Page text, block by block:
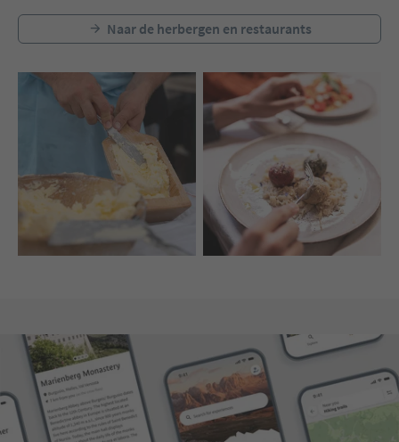
Time: 7:30 pm -
Location: Center of
____
HIGHLIGHTS:
22 July - The Jam'son |
"Schuhplattler" group
Crackers
05 August - Partyvolk |
group | Whip Crackers
19 August - Shit
Naar de herbergen en restaurants